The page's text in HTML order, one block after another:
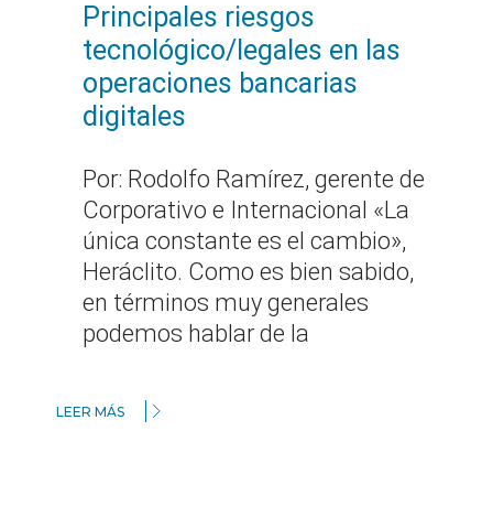
Principales riesgos
tecnológico/legales en las
operaciones bancarias
digitales
Por: Rodolfo Ramírez, gerente de
Corporativo e Internacional «La
única constante es el cambio»,
Heráclito. Como es bien sabido,
en términos muy generales
podemos hablar de la
LEER MÁS